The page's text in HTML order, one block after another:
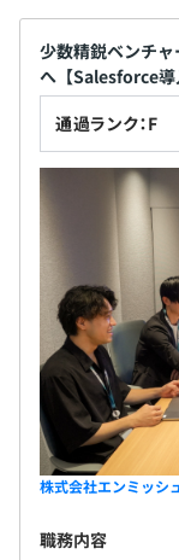
っているため、
リューションの
この環境で、経
とに挑戦し続け
どんな環境でも
ことが可能です。
■領域を超えて
当社は単一の事
グ、BtoBセール
領域を横断して
このため、社内
調整をおこない
められます。
結果として、「
で実現する高度
業のスケールア
無期雇用
6カ月（条件など
少数精鋭ベンチ
へ【Salesforce導
通過ランク：F
株式会社エンミッシ
職務内容